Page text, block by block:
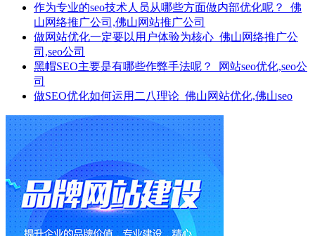
作为专业的seo技术人员从哪些方面做内部优化呢？_佛
山网络推广公司,佛山网站推广公司
做网站优化一定要以用户体验为核心_佛山网络推广公
司,seo公司
黑帽SEO主要是有哪些作弊手法呢？_网站seo优化,seo公
司
做SEO优化如何运用二八理论_佛山网站优化,佛山seo